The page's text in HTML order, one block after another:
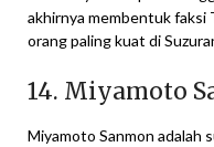
akhirnya membentuk faksi
orang paling kuat di
14. Miyamoto
Miyamoto Sanmon adalah